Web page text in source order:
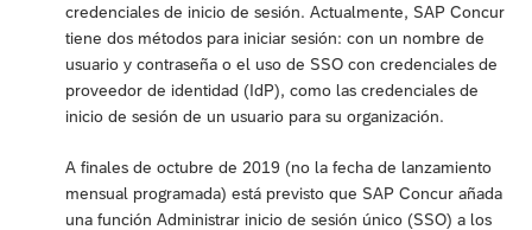
credenciales de inicio de sesión. Actualmente, SAP Concur
tiene dos métodos para iniciar sesión: con un nombre de
usuario y contraseña o el uso de SSO con credenciales de
proveedor de identidad (IdP), como las credenciales de
inicio de sesión de un usuario para su organización.
A finales de octubre de 2019 (no la fecha de lanzamiento
mensual programada) está previsto que SAP Concur añada
una función Administrar inicio de sesión único (SSO) a los